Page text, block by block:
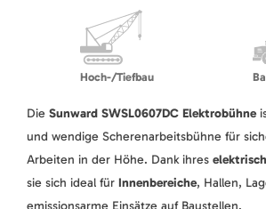
Hoch-/Tiefbau
Die Sunward SWSL0607DC Elektrobühne
und wendige Scherenarbeitsbühne für
Arbeiten in der Höhe. Dank ihres
sie sich ideal für Innenbereiche, Hallen,